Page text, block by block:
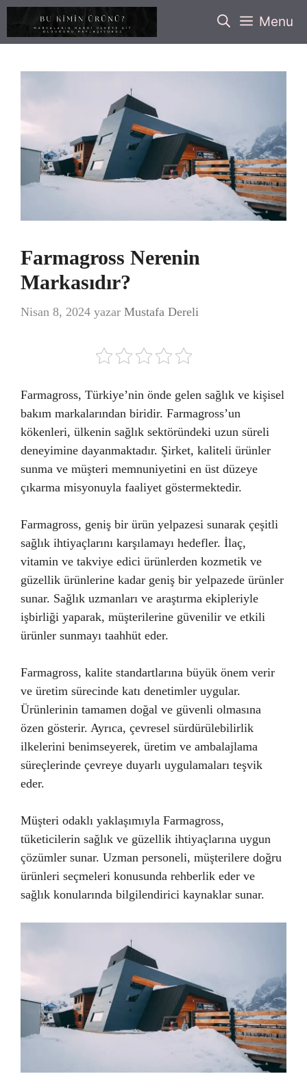
İçeriğe
Menu
Farmagross Nerenin
Markasıdır?
Nisan 8, 2024 yazar Mustafa Dereli
Farmagross, Türkiye’nin önde gelen sağlık ve kişisel
bakım markalarından biridir. Farmagross’un
kökenleri, ülkenin sağlık sektöründeki uzun süreli
deneyimine dayanmaktadır. Şirket, kaliteli ürünler
sunma ve müşteri memnuniyetini en üst düzeye
çıkarma misyonuyla faaliyet göstermektedir.
Farmagross, geniş bir ürün yelpazesi sunarak çeşitli
sağlık ihtiyaçlarını karşılamayı hedefler. İlaç,
vitamin ve takviye edici ürünlerden kozmetik ve
güzellik ürünlerine kadar geniş bir yelpazede ürünler
sunar. Sağlık uzmanları ve araştırma ekipleriyle
işbirliği yaparak, müşterilerine güvenilir ve etkili
ürünler sunmayı taahhüt eder.
Farmagross, kalite standartlarına büyük önem verir
ve üretim sürecinde katı denetimler uygular.
Ürünlerinin tamamen doğal ve güvenli olmasına
özen gösterir. Ayrıca, çevresel sürdürülebilirlik
ilkelerini benimseyerek, üretim ve ambalajlama
süreçlerinde çevreye duyarlı uygulamaları teşvik
eder.
Müşteri odaklı yaklaşımıyla Farmagross,
tüketicilerin sağlık ve güzellik ihtiyaçlarına uygun
çözümler sunar. Uzman personeli, müşterilere doğru
ürünleri seçmeleri konusunda rehberlik eder ve
sağlık konularında bilgilendirici kaynaklar sunar.